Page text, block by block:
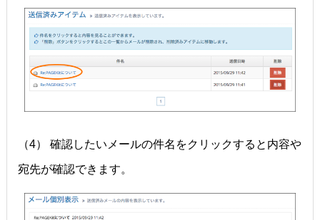
（4） 確認したいメールの件名をクリックすると内容や
宛先が確認できます。